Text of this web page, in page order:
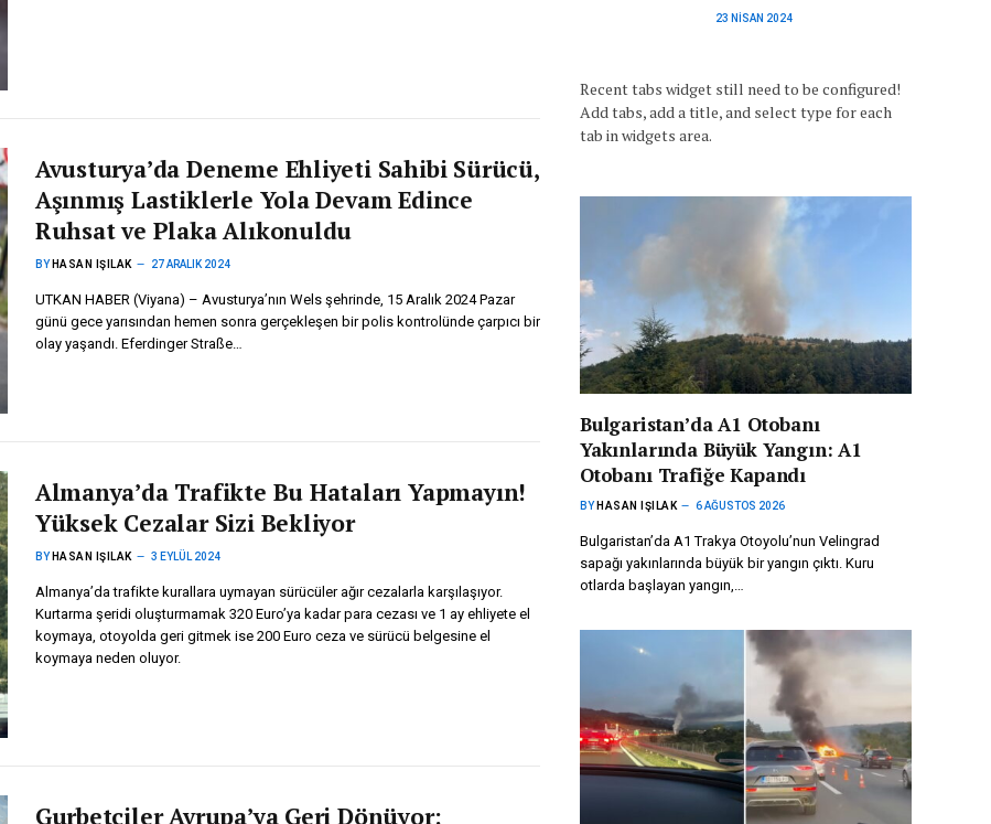
Avusturya’da Deneme Ehliyeti Sahibi Sürücü,
Aşınmış Lastiklerle Yola Devam Edince
Ruhsat ve Plaka Alıkonuldu
BY HASAN IŞILAK 27 ARALIK 2024
UTKAN HABER (Viyana) – Avusturya’nın Wels şehrinde, 15 Aralık 2024 Pazar
günü gece yarısından hemen sonra gerçekleşen bir polis kontrolünde çarpıcı bir
olay yaşandı. Eferdinger Straße…
Almanya’da Trafikte Bu Hataları Yapmayın!
Yüksek Cezalar Sizi Bekliyor
BY HASAN IŞILAK 3 EYLÜL 2024
Almanya’da trafikte kurallara uymayan sürücüler ağır cezalarla karşılaşıyor.
Kurtarma şeridi oluşturmamak 320 Euro’ya kadar para cezası ve 1 ay ehliyete el
koymaya, otoyolda geri gitmek ise 200 Euro ceza ve sürücü belgesine el
koymaya neden oluyor.
Gurbetçiler Avrupa’ya Geri Dönüyor:
23 NISAN 2024
Recent tabs widget still need to be configured!
Add tabs, add a title, and select type for each
tab in widgets area.
Bulgaristan’da A1 Otobanı
Yakınlarında Büyük Yangın: A1
Otobanı Trafiğe Kapandı
BY HASAN IŞILAK 6 AĞUSTOS 2026
Bulgaristan’da A1 Trakya Otoyolu’nun Velingrad
sapağı yakınlarında büyük bir yangın çıktı. Kuru
otlarda başlayan yangın,…